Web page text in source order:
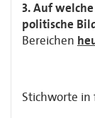
3. Auf
politische
Bereichen
Stichworte in